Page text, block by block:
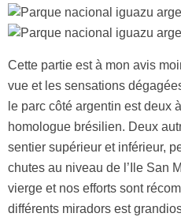
Cette partie est à mon avis
vue et les sensations
le parc côté argentin est deux
homologue brésilien. Deux
sentier supérieur et inférieur,
chutes au niveau de l’Ile San
vierge et nos efforts sont
différents miradors est